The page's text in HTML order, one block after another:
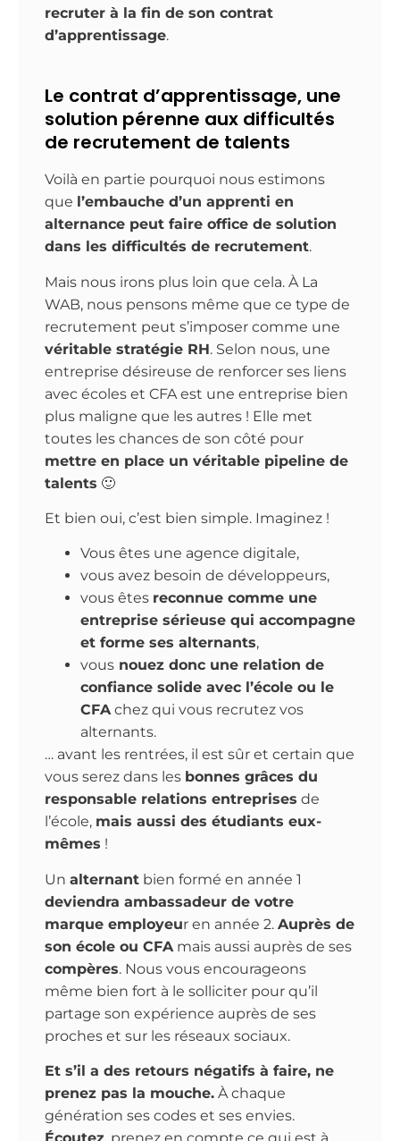
recruter à la fin de son contrat
d’apprentissage.
Le contrat d’apprentissage, une
solution pérenne aux difficultés
de recrutement de talents
Voilà en partie pourquoi nous estimons
que l’embauche d’un apprenti en
alternance peut faire office de solution
dans les difficultés de recrutement.
Mais nous irons plus loin que cela. À La
WAB, nous pensons même que ce type de
recrutement peut s’imposer comme une
véritable stratégie RH. Selon nous, une
entreprise désireuse de renforcer ses liens
avec écoles et CFA est une entreprise bien
plus maligne que les autres ! Elle met
toutes les chances de son côté pour
mettre en place un véritable pipeline de
talents 🙂
Et bien oui, c’est bien simple. Imaginez !
Vous êtes une agence digitale,
vous avez besoin de développeurs,
vous êtes reconnue comme une
entreprise sérieuse qui accompagne
et forme ses alternants,
vous nouez donc une relation de
confiance solide avec l’école ou le
CFAchez qui vous recrutez vos
alternants.
… avant les rentrées, il est sûr et certain que
vous serez dans les bonnes grâces du
responsable relations entreprises de
l’école, mais aussi des étudiants eux-
mêmes !
Un alternant bien formé en année 1
deviendra ambassadeur de votre
marque employeur en année 2. Auprès de
son école ou CFA mais aussi auprès de ses
compères. Nous vous encourageons
même bien fort à le solliciter pour qu’il
partage son expérience auprès de ses
proches et sur les réseaux sociaux.
Et s’il a des retours négatifs à faire, ne
prenez pas la mouche. À chaque
génération ses codes et ses envies.